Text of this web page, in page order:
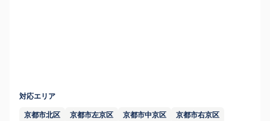
対応エリア
京都市北区 京都市左京区 京都市中京区
京都市右京区